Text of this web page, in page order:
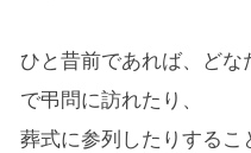
ひと昔前であれば、ど
で弔問に訪れたり、
葬式に参列したりする